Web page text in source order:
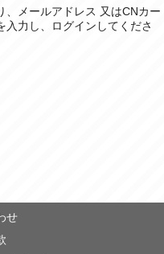
、メールアドレス 又はCNカー
入力し、ログインしてくださ
せ